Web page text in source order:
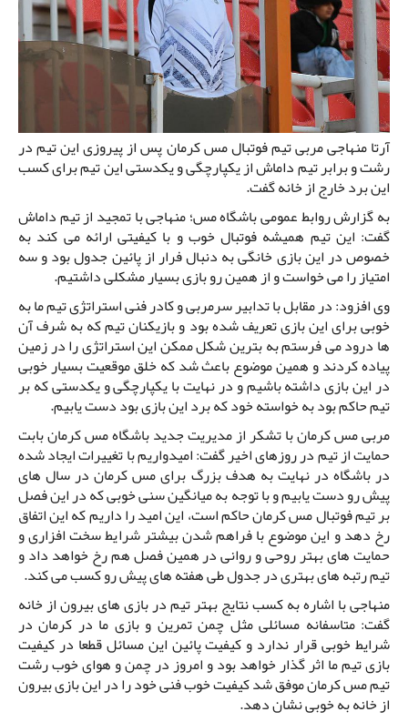
آرتا منهاجی مربی تیم فوتبال مس کرمان پس از پیروزی این تیم در
رشت و برابر تیم داماش از یکپارچگی و یکدستی این تیم برای کسب
این برد خارج از خانه گفت.
به گزارش روابط عمومی باشگاه مس؛ منهاجی با تمجید از تیم داماش
گفت: این تیم همیشه فوتبال خوب و با کیفیتی ارائه می کند به
خصوص در این بازی خانگی به دنبال فرار از پائین جدول بود و سه
امتیاز را می خواست و از همین رو بازی بسیار مشکلی داشتیم.
وی افزود: در مقابل با تدابیر سرمربی و کادر فنی استراتژی تیم ما به
خوبی برای این بازی تعریف شده بود و بازیکنان تیم که به شرف آن
ها درود می فرستم به بترین شکل ممکن این استراتژی را در زمین
پیاده کردند و همین موضوع باعث شد که خلق موقعیت بسیار خوبی
در این بازی داشته باشیم و در نهایت با یکپارچگی و یکدستی که بر
تیم حاکم بود به خواسته خود که برد این بازی بود دست یابیم.
مربی مس کرمان با تشکر از مدیریت جدید باشگاه مس کرمان بابت
حمایت از تیم در روزهای اخیر گفت: امیدواریم با تغییرات ایجاد شده
در باشگاه در نهایت به هدف بزرگ برای مس کرمان در سال های
پیش رو دست یابیم و با توجه به میانگین سنی خوبی که در این فصل
بر تیم فوتبال مس کرمان حاکم است، این امید را داریم که این اتفاق
رخ دهد و این موضوع با فراهم شدن بیشتر شرایط سخت افزاری و
حمایت های بهتر روحی و روانی در همین فصل هم رخ خواهد داد و
تیم رتبه های بهتری در جدول طی هفته های پیش رو کسب می کند.
منهاجی با اشاره به کسب نتایج بهتر تیم در بازی های بیرون از خانه
گفت: متاسفانه مسائلی مثل چمن تمرین و بازی ما در کرمان در
شرایط خوبی قرار ندارد و کیفیت پائین این مسائل قطعا در کیفیت
بازی تیم ما اثر گذار خواهد بود و امروز در چمن و هوای خوب رشت
تیم مس کرمان موفق شد کیفیت خوب فنی خود را در این بازی بیرون
از خانه به خوبی نشان دهد.